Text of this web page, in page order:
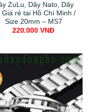
ZuLu, Dây Nato, Dây
Giá rẻ tại Hồ Chí Minh /
Size 20mm – MS7
220.000 VNĐ